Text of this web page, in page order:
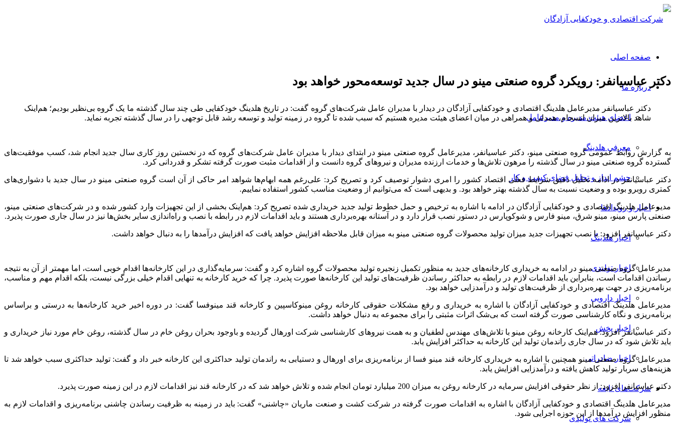
صفحه اصلی
درباره ما
اعضای هیئت مدیره و مدیرعامل
معرفی هلدینگ
چشم انداز و تحلیل فضای کسب و کار
اخبار و رویدادها
اخبار هلدینگ
اخبار تولیدی
اخبار دارویی
اخبار پخش
اخبار صادراتی
شرکت‌های تابعه
شرکت های تولیدی
دکتر عباسیانفر: رویکرد گروه صنعتی مینو در سال جدید توسعه‌محور خواهد بود
دکتر عباسیانفر مدیرعامل هلدینگ اقتصادی و خودکفایی آزادگان در دیدار با مدیران عامل شرکت‌های گروه گفت: در تاریخ هلدینگ خودکفایی طی چند سال گذشته ما یک گروه بی‌نظیر بودیم؛ هم‌اینک
شاهد بالاترین میزان انسجام، همدلی و همراهی در میان اعضای هیئت مدیره هستیم که سبب شده تا گروه در زمینه تولید و توسعه رشد قابل توجهی را در سال گذشته تجربه نماید.
به گزارش روابط عمومی گروه صنعتی مینو، دکتر عباسیانفر، مدیرعامل گروه صنعتی مینو در ابتدای دیدار با مدیران عامل شرکت‌های گروه که در نخستین روز کاری سال جدید انجام شد، کسب موفقیت‌های
گسترده گروه صنعتی مینو در سال گذشته را مرهون تلاش‌ها و خدمات ارزنده مدیران و نیروهای گروه دانست و از اقدامات مثبت صورت گرفته تشکر و قدردانی کرد.
دکتر عباسیانفر در ادامه تحلیل دقیق شرایط فعلی اقتصاد کشور را امری دشوار توصیف کرد و تصریح کرد: علی‌رغم همه ابهام‌ها شواهد امر حاکی از آن است گروه صنعتی مینو در سال جدید با دشواری‌های
کمتری روبرو بوده و وضعیت نسبت به سال گذشته بهتر خواهد بود. و بدیهی است که می‌توانیم از وضعیت مناسب کشور استفاده نماییم.
مدیرعامل هلدینگ اقتصادی و خودکفایی آزادگان در ادامه با اشاره به ترخیص و حمل خطوط تولید جدید خریداری شده تصریح کرد: هم‌اینک بخشی از این تجهیزات وارد کشور شده و در شرکت‌های صنعتی مینو،
صنعتی پارس مینو، مینو شرق، مینو فارس و شوکوپارس در دستور نصب قرار دارد و در آستانه بهره‌برداری هستند و باید اقدامات لازم در رابطه با نصب و راه‌اندازی سایر بخش‌ها نیز در سال جاری صورت پذیرد.
دکتر عباسیانفر افزود: با نصب تجهیزات جدید میزان تولید محصولات گروه صنعتی مینو به میزان قابل ملاحظه افزایش خواهد یافت که افزایش درآمد‌ها را به دنبال خواهد داشت.
مدیرعامل گروه صنعتی مینو در ادامه به خریداری کارخانه‌های جدید به منظور تکمیل زنجیره تولید محصولات گروه اشاره کرد و گفت: سرمایه‌گذاری در این کارخانه‌ها اقدام خوبی است، اما مهمتر از آن به نتیجه
رساندن اقدامات است، بنابراین باید اقدامات لازم در رابطه به حداکثر رساندن ظرفیت‌های تولید این کارخانه‌ها صورت پذیرد. چرا که خرید کارخانه به تنهایی اقدام خیلی بزرگی نیست، بلکه اقدام مهم و مناسب،
برنامه‌ریزی در جهت بهره‌برداری از ظرفیت‌های تولید و درآمدزایی خواهد بود.
مدیرعامل هلدینگ اقتصادی و خودکفایی آزادگان با اشاره به خریداری و رفع مشکلات حقوقی کارخانه روغن مینوکاسپین و کارخانه قند مینوفسا گفت: در دوره اخیر خرید کارخانه‌ها به درستی و براساس
برنامه‌ریزی و نگاه کارشناسی صورت گرفته است که بی‌شک اثرات مثبتی را برای مجموعه به دنبال خواهد داشت.
دکتر عباسیانفر افزود: هم‌اینک کارخانه روغن مینو با تلاش‌های مهندس لطفیان و به همت نیروهای کارشناسی شرکت اورهال گردیده و باوجود بحران روغن خام در سال گذشته، روغن خام مورد نیاز خریداری و
باید تلاش شود که در سال جاری راندمان تولید این کارخانه به حداکثر افزایش یابد.
مدیرعامل گروه صنعتی مینو همچنین با اشاره به خریداری کارخانه قند مینو فسا از برنامه‌ریزی برای اورهال و دستیابی به راندمان تولید حداکثری این کارخانه خبر داد و گفت: تولید حداکثری سبب خواهد شد تا
هزینه‌های سربار تولید کاهش یافته و درآمدزایی افزایش یابد.
دکتر عباسیانفر افزود: از نظر حقوقی افزایش سرمایه در کارخانه روغن به میزان 200 میلیارد تومان انجام شده و تلاش خواهد شد که در کارخانه قند نیز اقدامات لازم در این زمینه صورت پذیرد.
مدیرعامل هلدینگ اقتصادی و خودکفایی آزادگان با اشاره به اقدامات صورت گرفته در شرکت کشت و صنعت ماریان «چاشنی» گفت: باید در زمینه به ظرفیت رساندن چاشنی برنامه‌ریزی و اقدامات لازم به
منظور افزایش درآمدها از این حوزه اجرایی شود.